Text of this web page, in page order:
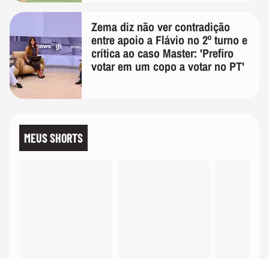
Zema diz não ver contradição
entre apoio a Flávio no 2º turno e
crítica ao caso Master: 'Prefiro
votar em um copo a votar no PT'
MEUS SHORTS